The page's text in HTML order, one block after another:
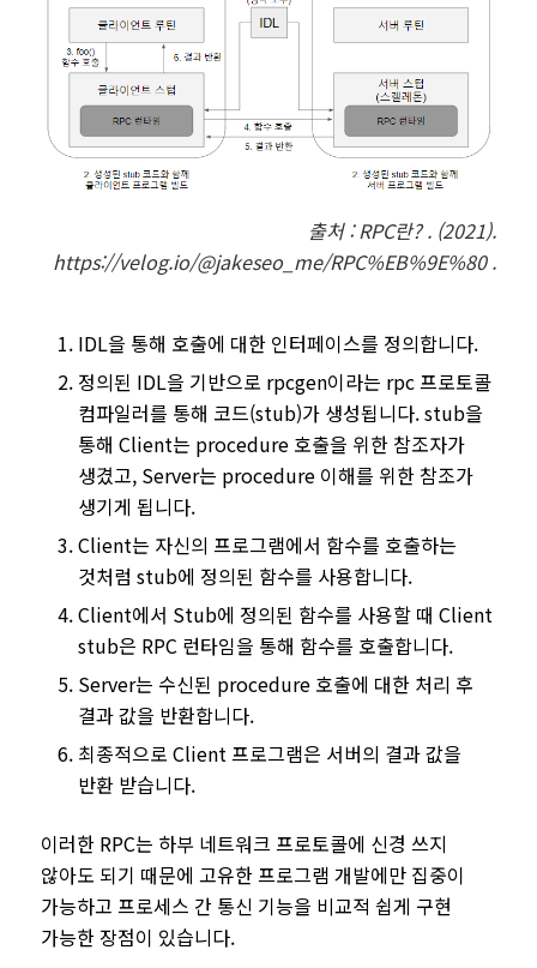
출처 :RPC란? . (2021).
https://velog.io/@jakeseo_me/RPC%EB%9E%80 .
IDL을 통해 호출에 대한 인터페이스를 정의합니다.
정의된 IDL을 기반으로 rpcgen이라는 rpc 프로토콜
컴파일러를 통해 코드(stub)가 생성됩니다. stub을
통해 Client는 procedure 호출을 위한 참조자가
생겼고, Server는 procedure 이해를 위한 참조가
생기게 됩니다.
Client는 자신의 프로그램에서 함수를 호출하는
것처럼 stub에 정의된 함수를 사용합니다.
Client에서 Stub에 정의된 함수를 사용할 때 Client
stub은 RPC 런타임을 통해 함수를 호출합니다.
Server는 수신된 procedure 호출에 대한 처리 후
결과 값을 반환합니다.
최종적으로 Client 프로그램은 서버의 결과 값을
반환 받습니다.
이러한 RPC는 하부 네트워크 프로토콜에 신경 쓰지
않아도 되기 때문에 고유한 프로그램 개발에만 집중이
가능하고 프로세스 간 통신 기능을 비교적 쉽게 구현
가능한 장점이 있습니다.